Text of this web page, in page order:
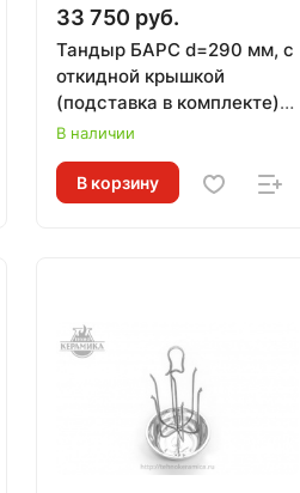
33 750 руб.
Тандыр БАРС d=290 мм, с
откидной крышкой
(подставка в комплекте),
ТЕХНОКЕРАМИКА
В наличии
В корзину